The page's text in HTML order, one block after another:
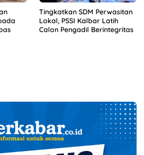
Tingkatkan SDM Perwasitan
Lokal, PSSI Kalbar Latih
Calon Pengadil Berintegritas